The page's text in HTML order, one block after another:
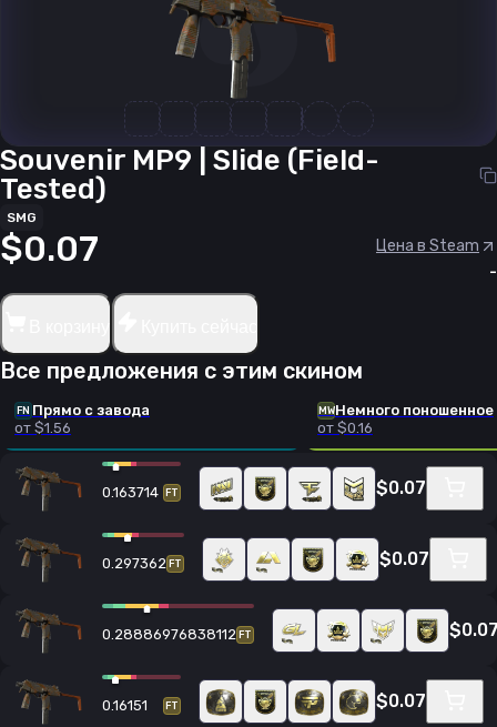
Souvenir MP9 | Slide (Field-
Tested)
SMG
$0.07
Цена в Steam
-
Все предложения с этим скином
FN Прямо с завода
от $1.56
MWНемного поношенное
от $0.16
0.163714 FT $0.07
0.297362 FT $0.07
0.28886976838112 FT
0.16151 FT $0.07